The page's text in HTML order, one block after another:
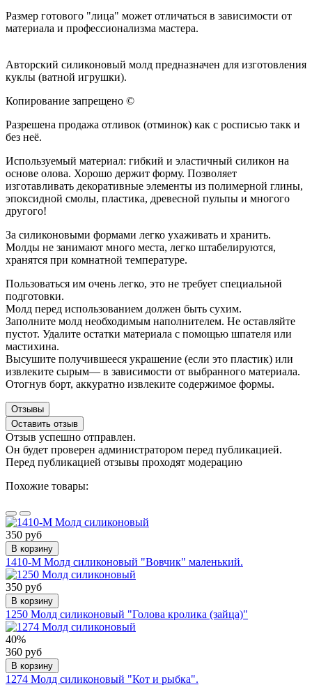
Размер готового "лица" может отличаться в зависимости от
материала и профессионализма мастера.
Авторский силиконовый молд предназначен для изготовления
куклы (ватной игрушки).
Копирование запрещено ©
Разрешена продажа отливок (отминок) как с росписью такк и
без неё.
Используемый материал: гибкий и эластичный силикон на
основе олова. Хорошо держит форму. Позволяет
изготавливать декоративные элементы из полимерной глины,
эпоксидной смолы, пластика, древесной пульпы и многого
другого!
За силиконовыми формами легко ухаживать и хранить.
Молды не занимают много места, легко штабелируются,
хранятся при комнатной температуре.
Пользоваться им очень легко, это не требует специальной
подготовки.
Молд перед использованием должен быть сухим.
Заполните молд необходимым наполнителем. Не оставляйте
пустот. Удалите остатки материала с помощью шпателя или
мастихина.
Высушите получившееся украшение (если это пластик) или
извлеките сырым— в зависимости от выбранного материала.
Отогнув борт, аккуратно извлеките содержимое формы.
Отзывы
Оставить отзыв
Отзыв успешно отправлен.
Он будет проверен администратором перед публикацией.
Перед публикацией отзывы проходят модерацию
Похожие товары:
350 руб
В корзину
1410-М Молд силиконовый "Вовчик" маленький.
350 руб
В корзину
1250 Молд силиконовый "Голова кролика (зайца)"
40%
360 руб
В корзину
1274 Молд силиконовый "Кот и рыбка".